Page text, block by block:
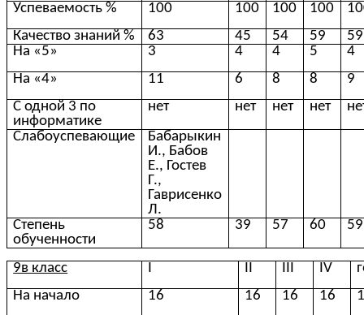
Успеваемость %
100 100 100 100
Качество знаний %
63 45 54 59
59
На «5»
3 4 4 5
4
На «4»
11 6 8 8
9
С одной 3 по
информатике
нет нет нет нет
Слабоуспевающие
Бабарыкин
И., Бабов
Е., Гостев
Г.,
Гаврисенко
Л.
Степень
обученности
58 39 57 60 59
9в класс IV
На начало
16 16 16 16